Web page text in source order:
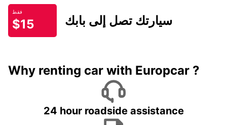
فقط
$15 سيارتك تصل إلى بابك
Why renting car with Europcar ?
24 hour roadside assistance